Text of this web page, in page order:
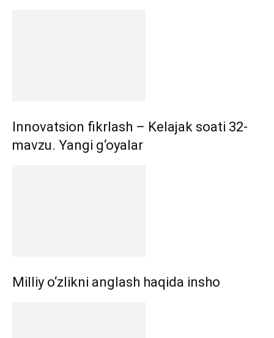
Innovatsion fikrlash – Kelajak soati 32-
mavzu. Yangi g‘oyalar
Milliy o‘zlikni anglash haqida insho